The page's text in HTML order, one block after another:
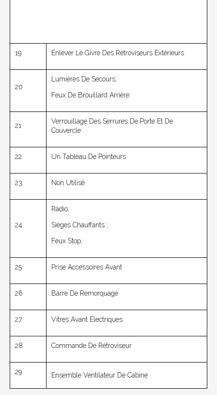
19 Enlever Le Givre Des Rétroviseurs Extérieurs
20
Lumières De Secours;
Feux De Brouillard Arrière.
21
Verrouillage Des Serrures De Porte Et De
Couvercle
22 Un Tableau De Pointeurs
23 Non Utilisé
24
Radio;
Sièges Chauffants ;
Feux Stop.
25 Prise Accessoires Avant
26 Barre De Remorquage
27 Vitres Avant Électriques
28 Commande De Rétroviseur
29 Ensemble Ventilateur De Cabine